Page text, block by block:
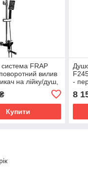
FRAP
вилив
на лійку/душ,
Купити
-
8